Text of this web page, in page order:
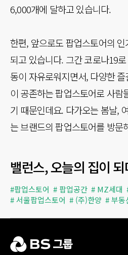
6,000개에 달하고 있습니다.
한편, 앞으로도 팝업스토어의
되고 있습니다. 그간 코로나19
동이 자유로워지면서, 다양한
이 공존하는 팝업스토어로 사람
기 때문인데요. 다가오는 봄날,
는 브랜드의 팝업스토어를 방문
밸런스, 오늘의 집이 되
#팝업스토어 # 팝업공간 # MZ세대
# 서울팝업스토어 # (주)한양 # 부동